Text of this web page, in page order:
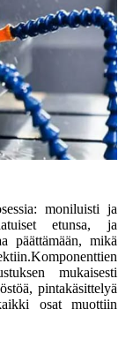
moniluisti ja
etunsa, ja
päättämään, mikä
mukaisesti
pintakäsittelyä
osat muottiin